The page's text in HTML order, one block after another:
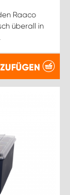
Raaco
überall in